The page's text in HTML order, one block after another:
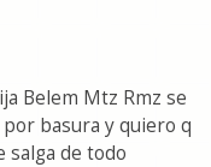
Belem Mtz Rmz se
basura y quiero q
salga de todo